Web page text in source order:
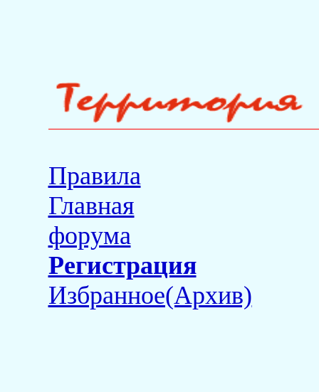
Правила
Главная
форума
Регистрация
Избранное(Архив)